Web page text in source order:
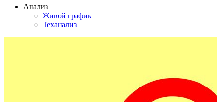
Анализ
Живой график
Теханализ